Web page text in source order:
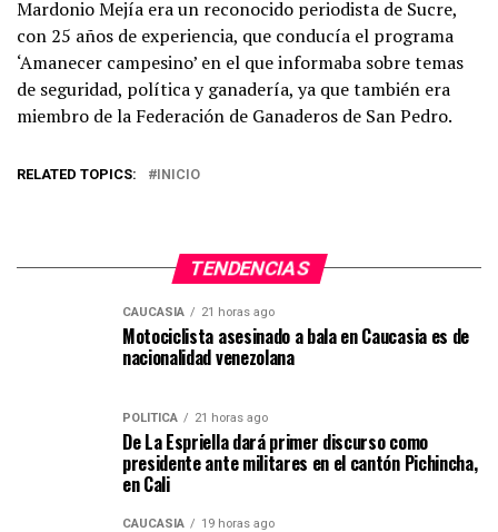
Mardonio Mejía era un reconocido periodista de Sucre,
con 25 años de experiencia, que conducía el programa
‘Amanecer campesino’ en el que informaba sobre temas
de seguridad, política y ganadería, ya que también era
miembro de la Federación de Ganaderos de San Pedro.
RELATED TOPICS: INICIO
TENDENCIAS
CAUCASIA 21 horas ago
Motociclista asesinado a bala en Caucasia es de
nacionalidad venezolana
POLÍTICA 21 horas ago
De La Espriella dará primer discurso como
presidente ante militares en el cantón Pichincha,
en Cali
CAUCASIA 19 horas ago